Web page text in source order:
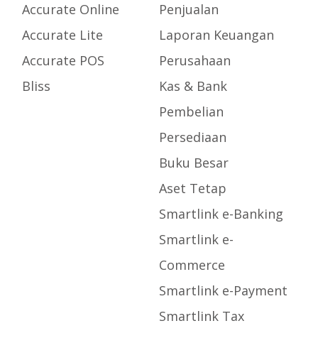
Accurate Online
Accurate Lite
Accurate POS
Bliss
Penjualan
Laporan Keuangan
Perusahaan
Kas & Bank
Pembelian
Persediaan
Buku Besar
Aset Tetap
Smartlink e-Banking
Smartlink e-
Commerce
Smartlink e-Payment
Smartlink Tax